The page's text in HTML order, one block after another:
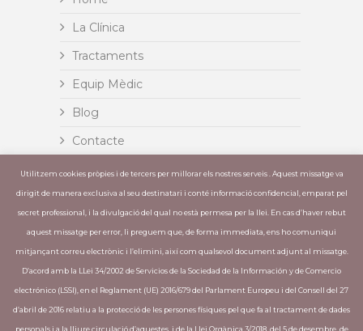
La Clínica
Tractaments
Equip Mèdic
Blog
Contacte
Insignia
Invisalign
ÚLTIMES PUBLICACIONS
L´òxid nitrós elimina la por a anar al
Utilitzem cookies pròpies i de tercers per millorar els nostres serveis . Aquest missatge va
dirigit de manera exclusiva al seu destinatari i conté informació confidencial, emparat pel
secret professional, i la divulgació del qual no està permesa per la llei. En cas d’haver rebut
aquest missatge per error, li preguem que, de forma immediata, ens ho comuniqui
mitjançant correu electrònic i l’elimini, així com qualsevol document adjunt al missatge.
D’acord amb la LLei 34/2002 de Servicios de la Sociedad de la Información y de Comercio
electrónico (LSSI), en el Reglament (UE) 2016/679 del Parlament Europeu i del Consell del 27
d’abril de 2016 relatiu a la protecció de les persones físiques pel que fa al tractament de dades
personals i a la lliure circulació d’aquestes, i de la Llei Orgànica 3/2018, del 5 de desembre, de